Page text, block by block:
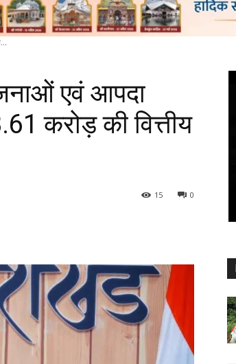
एवं आपदा
करोड़ की वित्तीय
0
15